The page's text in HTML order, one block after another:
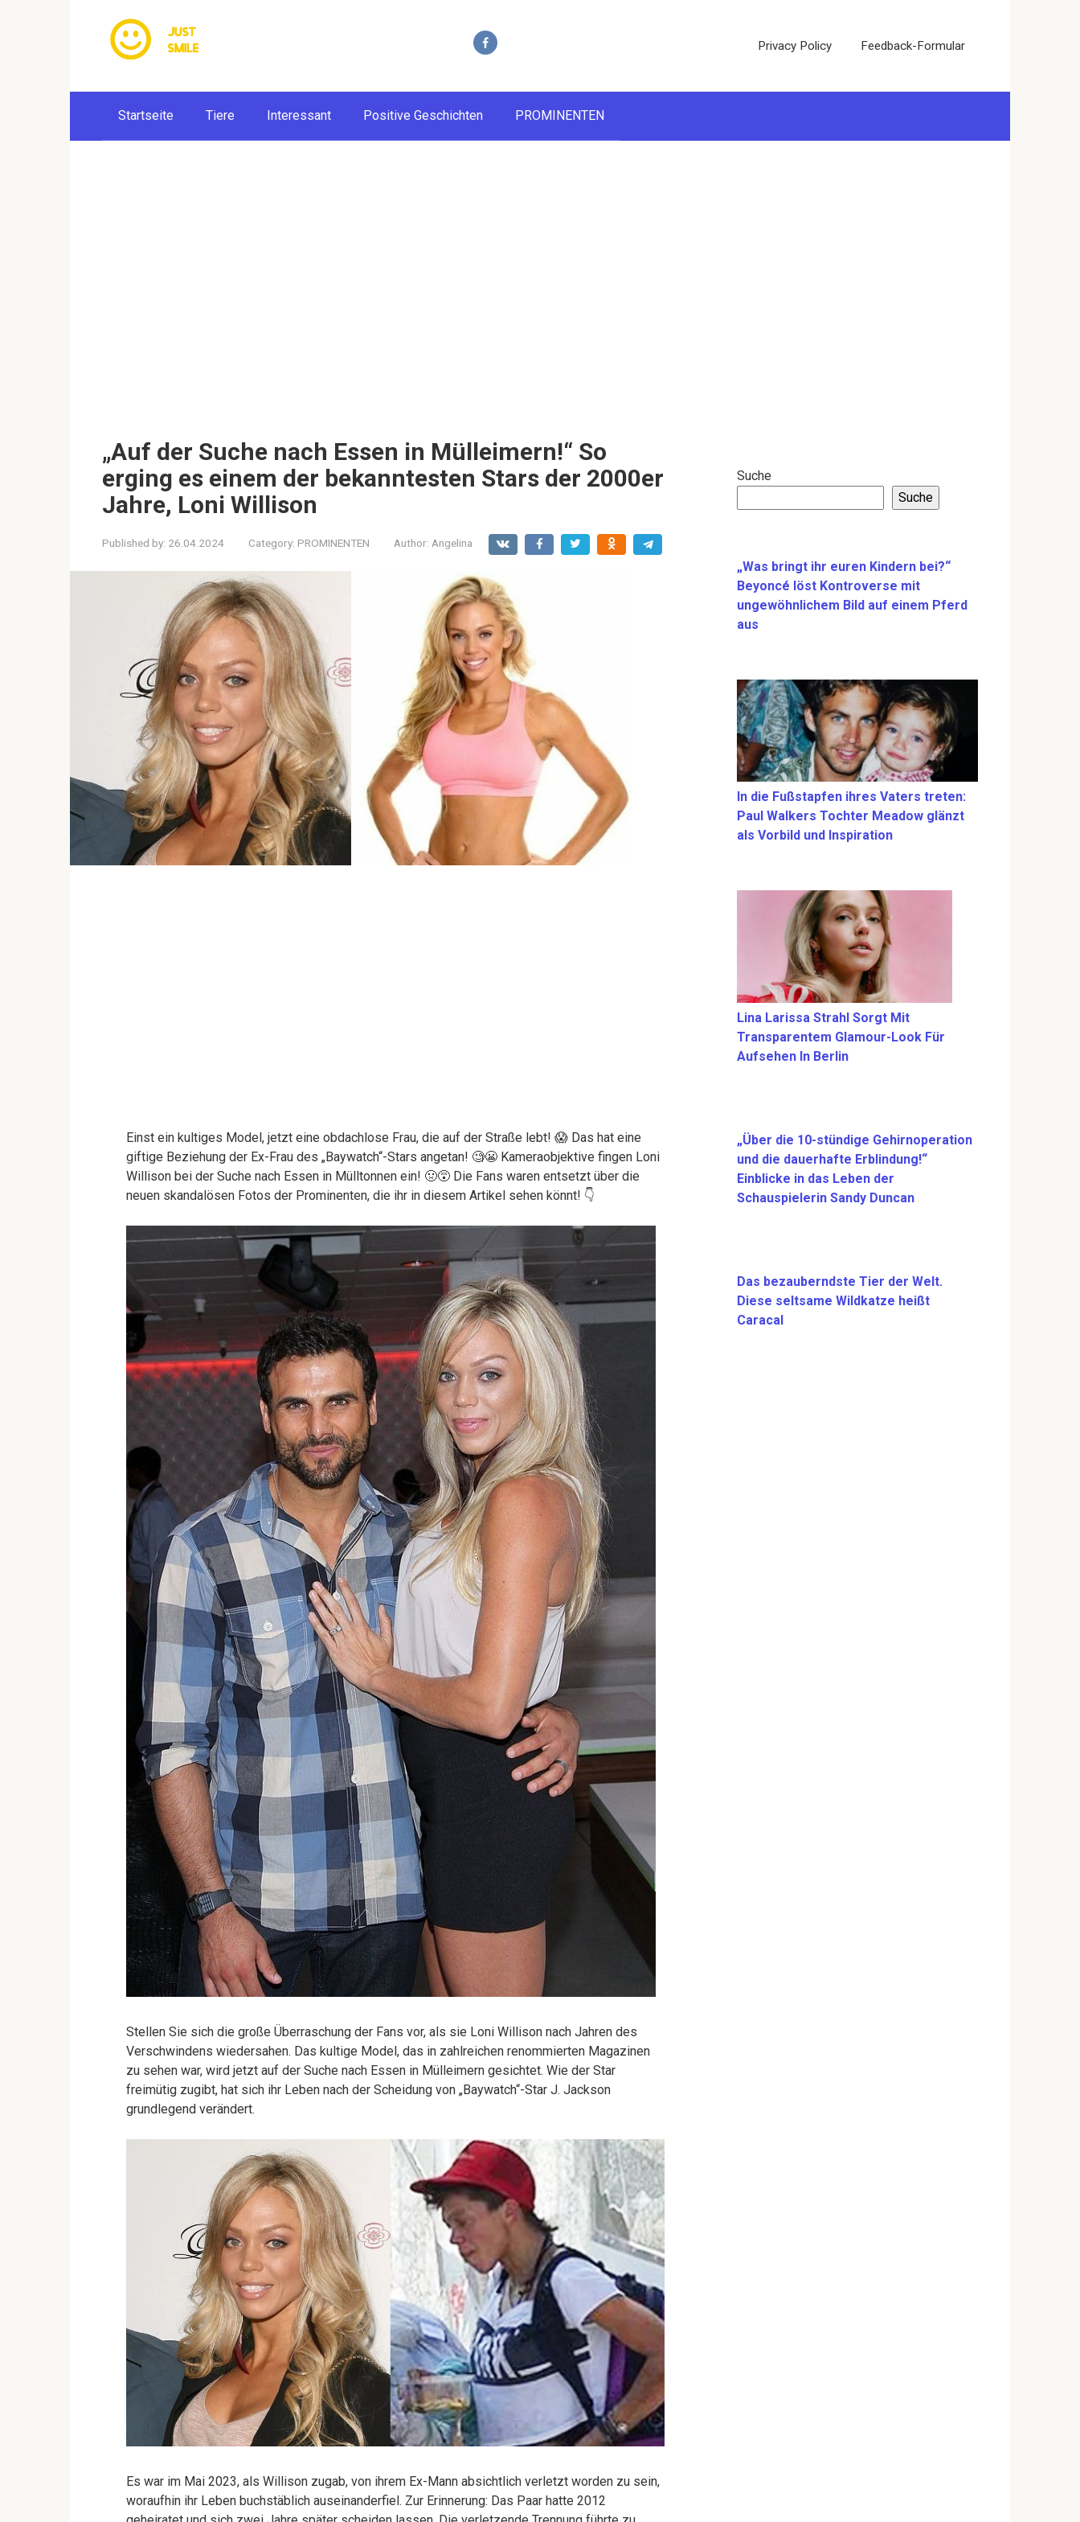
Privacy Policy Feedback-Formular
Startseite Tiere Interessant Positive Geschichten PROMINENTEN
„Auf der Suche nach Essen in Mülleimern!“ So
erging es einem der bekanntesten Stars der 2000er
Jahre, Loni Willison
Published by: 26.04.2024 Category: PROMINENTEN Author: Angelina
Einst ein kultiges Model, jetzt eine obdachlose Frau, die auf der Straße lebt! 😱 Das hat eine
giftige Beziehung der Ex-Frau des „Baywatch“-Stars angetan! 🧐😬 Kameraobjektive fingen Loni
Willison bei der Suche nach Essen in Mülltonnen ein! 🤢😵 Die Fans waren entsetzt über die
neuen skandalösen Fotos der Prominenten, die ihr in diesem Artikel sehen könnt! 👇
Stellen Sie sich die große Überraschung der Fans vor, als sie Loni Willison nach Jahren des
Verschwindens wiedersahen. Das kultige Model, das in zahlreichen renommierten Magazinen
zu sehen war, wird jetzt auf der Suche nach Essen in Mülleimern gesichtet. Wie der Star
freimütig zugibt, hat sich ihr Leben nach der Scheidung von „Baywatch“-Star J. Jackson
grundlegend verändert.
Es war im Mai 2023, als Willison zugab, von ihrem Ex-Mann absichtlich verletzt worden zu sein,
woraufhin ihr Leben buchstäblich auseinanderfiel. Zur Erinnerung: Das Paar hatte 2012
Suche
Suche
„Was bringt ihr euren Kindern bei?“
Beyoncé löst Kontroverse mit
ungewöhnlichem Bild auf einem Pferd
aus
In die Fußstapfen ihres Vaters treten:
Paul Walkers Tochter Meadow glänzt
als Vorbild und Inspiration
Lina Larissa Strahl Sorgt Mit
Transparentem Glamour-Look Für
Aufsehen In Berlin
„Über die 10-stündige Gehirnoperation
und die dauerhafte Erblindung!“
Einblicke in das Leben der
Schauspielerin Sandy Duncan
Das bezauberndste Tier der Welt.
Diese seltsame Wildkatze heißt
Caracal